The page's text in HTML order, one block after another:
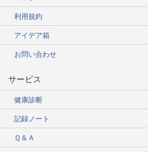
利用規約
アイデア箱
お問い合わせ
サービス
健康診断
記録ノート
Ｑ＆Ａ